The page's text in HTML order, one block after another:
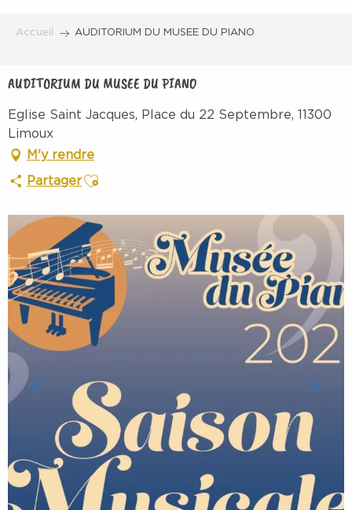
Accueil AUDITORIUM DU MUSEE DU PIANO
AUDITORIUM DU MUSEE DU PIANO
Eglise Saint Jacques, Place du 22 Septembre, 11300
Limoux
M'y rendre
PartagerAjouter aux favoris